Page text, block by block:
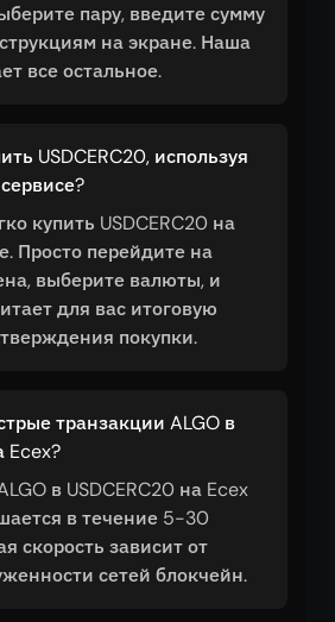
пару, введите сумму
на экране. Наша
все остальное.
USDCERC20, используя
купить USDCERC20 на
Просто перейдите на
выберите валюты, и
для вас итоговую
покупки.
транзакции ALGO в
Ecex?
в USDCERC20 на Ecex
в течение 5-30
скорость зависит от
сетей блокчейн.